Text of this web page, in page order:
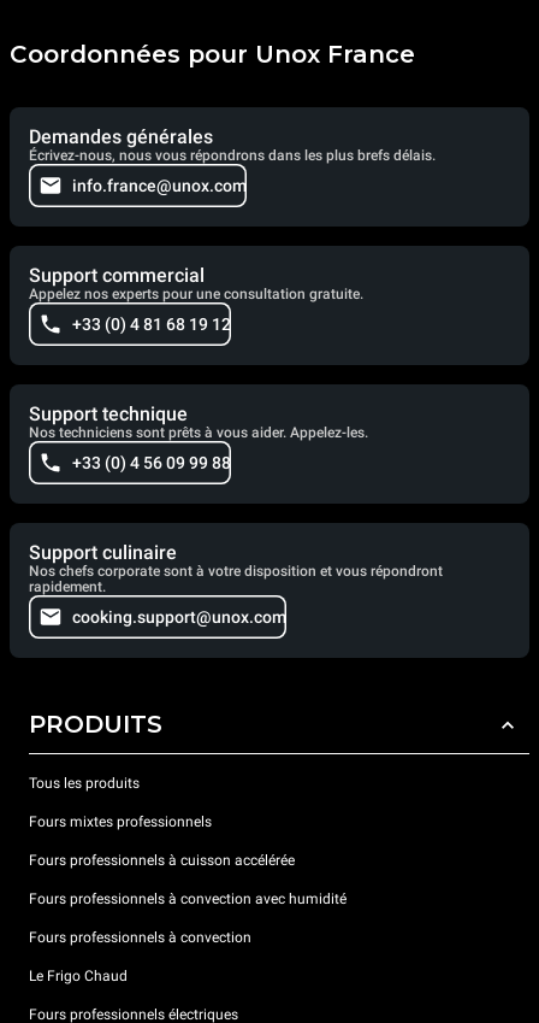
Coordonnées pour Unox France
Demandes générales
Écrivez-nous, nous vous répondrons dans les plus brefs délais.
info.france@unox.com
Support commercial
Appelez nos experts pour une consultation gratuite.
+33 (0) 4 81 68 19 12
Support technique
Nos techniciens sont prêts à vous aider. Appelez-les.
+33 (0) 4 56 09 99 88
Support culinaire
Nos chefs corporate sont à votre disposition et vous répondront
rapidement.
cooking.support@unox.com
PRODUITS
Tous les produits
Fours mixtes professionnels
Fours professionnels à cuisson accélérée
Fours professionnels à convection avec humidité
Fours professionnels à convection
Le Frigo Chaud
Fours professionnels électriques